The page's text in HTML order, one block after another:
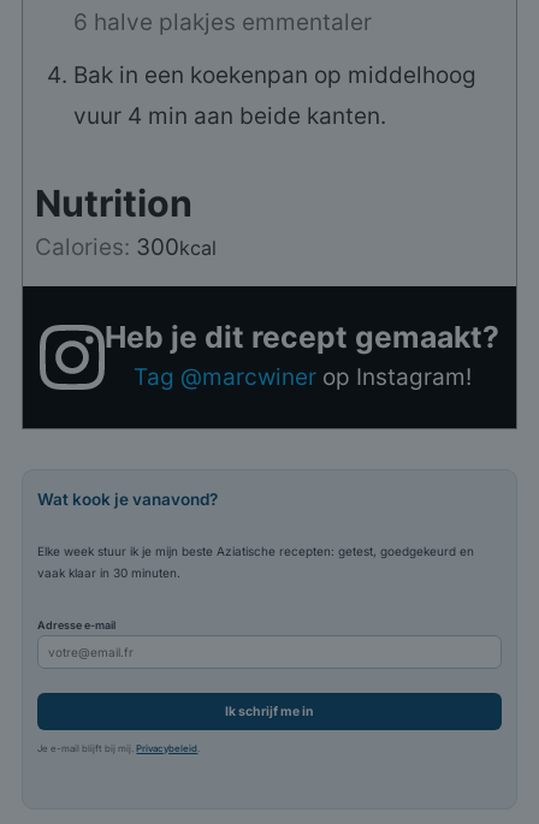
6 halve plakjes emmentaler
Bak in een koekenpan op middelhoog
vuur 4 min aan beide kanten.
Nutrition
Calories: 300kcal
Heb je dit recept gemaakt?
Tag @marcwinerop Instagram!
Wat kook je vanavond?
Elke week stuur ik je mijn beste Aziatische recepten: getest, goedgekeurd en
vaak klaar in 30 minuten.
Adresse e-mail
Ik schrijf me in
Je e-mail blijft bij mij.Privacybeleid